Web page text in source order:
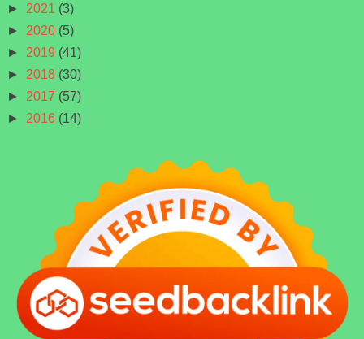
► 2021 (3)
► 2020 (5)
► 2019 (41)
► 2018 (30)
► 2017 (57)
► 2016 (14)